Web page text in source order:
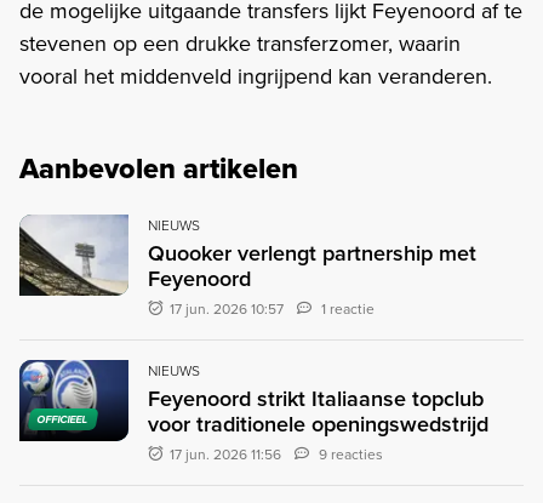
de mogelijke uitgaande transfers lijkt Feyenoord af te
stevenen op een drukke transferzomer, waarin
vooral het middenveld ingrijpend kan veranderen.
Aanbevolen artikelen
NIEUWS
Quooker verlengt partnership met
Feyenoord
17 jun. 2026 10:57 1 reactie
OFFICIEEL
NIEUWS
Feyenoord strikt Italiaanse topclub
voor traditionele openingswedstrijd
17 jun. 2026 11:56 9 reacties